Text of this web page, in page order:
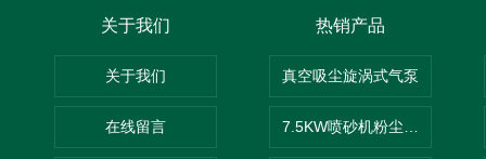
关于我们
关于我们
在线留言
热销产品
真空吸尘旋涡式气泵
7.5KW喷砂机粉尘吸尘器